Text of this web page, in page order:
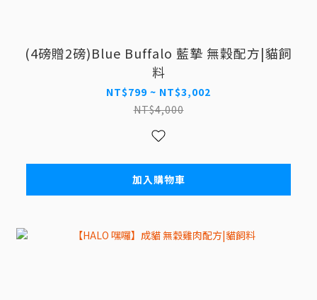
(4磅贈2磅)Blue Buffalo 藍摯 無穀配方|貓飼
料
NT$799 ~ NT$3,002
NT$4,000
加入購物車